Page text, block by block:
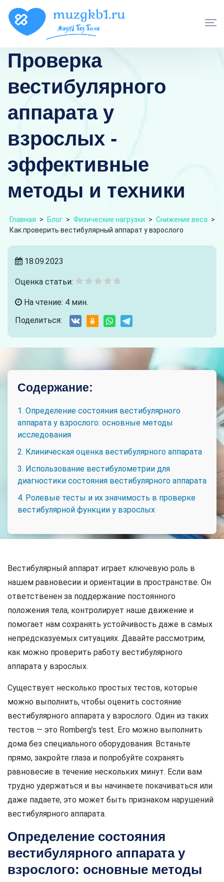
Проверка
вестибулярного
аппарата у
взрослых -
эффективные
методы и техники
Главная > Блог > Физические нагрузки > Снижение веса >
Как проверить вестибулярный аппарат у взрослого
18.09.2023
Оценка статьи:
На чтение: 4 мин.
Поделиться:
Содержание:
1. Определение состояния вестибулярного
аппарата у взрослого: основные методы
исследования
2. Клиническая оценка вестибулярного аппарата
3. Использование вестибулометрии для
диагностики состояния вестибулярного аппарата
4. Ролевые тесты и их значимость в проверке
вестибулярной функции у взрослых
Вестибулярный аппарат играет ключевую роль в
нашем равновесии и ориентации в пространстве. Он
ответственен за поддержание постоянного
положения тела, контролирует наше движение и
помогает нам сохранять устойчивость даже в самых
непредсказуемых ситуациях. Давайте рассмотрим,
как можно проверить работу вестибулярного
аппарата у взрослых.
Существует несколько простых тестов, которые
можно выполнить, чтобы оценить состояние
вестибулярного аппарата у взрослого. Один из таких
тестов — это Romberg’s test. Его можно выполнить
дома без специального оборудования. Встаньте
прямо, закройте глаза и попробуйте сохранять
равновесие в течение нескольких минут. Если вам
трудно удержаться и вы начинаете покачиваться или
даже падаете, это может быть признаком нарушений
вестибулярного аппарата.
Определение состояния
вестибулярного аппарата у
взрослого: основные методы